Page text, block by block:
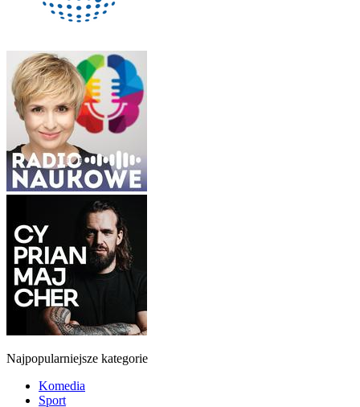
Najpopularniejsze kategorie
Komedia
Sport